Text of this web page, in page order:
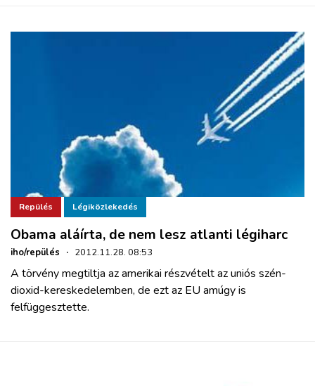
Repülés Légiközlekedés
Obama aláírta, de nem lesz atlanti légiharc
iho/repülés · 2012.11.28. 08:53
A törvény megtiltja az amerikai részvételt az uniós szén-
dioxid-kereskedelemben, de ezt az EU amúgy is
felfüggesztette.